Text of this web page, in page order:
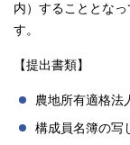
内）することとな
す。
【提出書類】
農地所有適格法
構成員名簿の写